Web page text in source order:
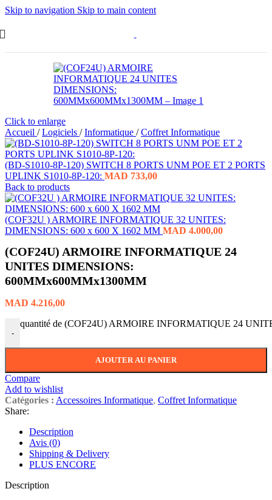
Skip to navigation Skip to main content
Click to enlarge
Accueil / Logiciels / Informatique / Coffret Informatique
(BD-S1010-8P-120) SWITCH 8 PORTS UNM POE ET 2 PORTS
UPLINK S1010-8P-120: MAD 733,00
Back to products
(COF32U ) ARMOIRE INFORMATIQUE 32 UNITES:
DIMENSIONS: 600 x 600 X 1602 MM MAD 4.000,00
(COF24U) ARMOIRE INFORMATIQUE 24
UNITES DIMENSIONS:
600MMx600MMx1300MM
MAD 4.216,00
-
quantité de (COF24U) ARMOIRE INFORMATIQUE 24
AJOUTER AU PANIER
Compare
Add to wishlist
Catégories : Accessoires Informatique, Coffret Informatique
Share:
Description
Avis (0)
Shipping & Delivery
PLUS ENCORE
Description